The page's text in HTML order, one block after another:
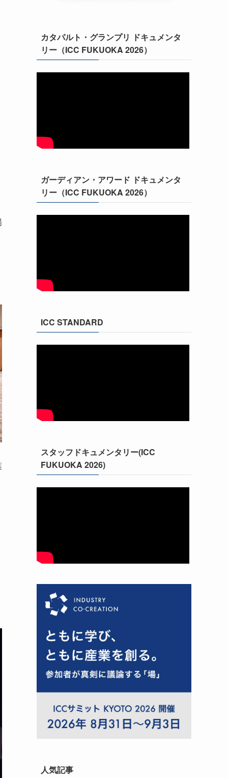
カタパルト・グランプリ ドキュメンタ
リー（ICC FUKUOKA 2026）
ガーディアン・アワード ドキュメンタ
リー（ICC FUKUOKA 2026）
ICC STANDARD
スタッフドキュメンタリー(ICC
FUKUOKA 2026)
人気記事